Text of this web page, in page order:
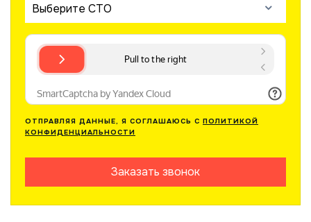
Выберите СТО
ОТПРАВЛЯЯ ДАННЫЕ, Я СОГЛАШАЮСЬ С ПОЛИТИКОЙ
КОНФИДЕНЦИАЛЬНОСТИ
Заказать звонок